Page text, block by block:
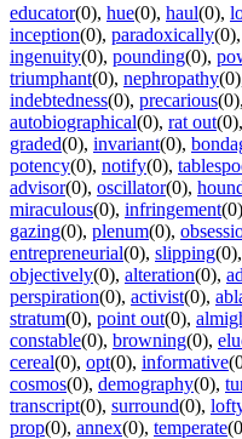
educator(0), hue(0), haul(0),
inception(0), paradoxically(0),
ingenuity(0), pounding(0),
triumphant(0), nephropathy(0)
indebtedness(0), precarious(0),
autobiographical(0), rat out(0),
graded(0), invariant(0),
potency(0), notify(0),
advisor(0), oscillator(0),
miraculous(0), infringement(0)
gazing(0), plenum(0),
entrepreneurial(0), slipping(0),
objectively(0), alteration(0),
perspiration(0), activist(0),
stratum(0), point out(0),
constable(0), browning(0),
cereal(0), opt(0), informative
cosmos(0), demography(0),
transcript(0), surround(0),
prop(0), annex(0), temperate